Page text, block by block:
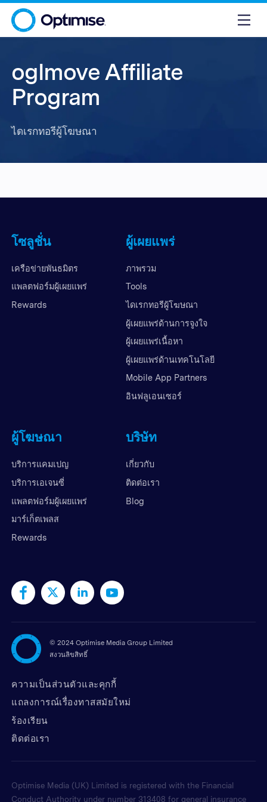
oglmove Affiliate
Program
ไดเรกทอรีผู้โฆษณา
โซลูชั่น
เครือข่ายพันธมิตร
แพลตฟอร์มผู้เผยแพร่
Rewards
ผู้เผยแพร่
ภาพรวม
Tools
ไดเรกทอรีผู้โฆษณา
ผู้เผยแพร่ด้านการจูงใจ
ผู้เผยแพร่เนื้อหา
ผู้เผยแพร่ด้านเทคโนโลยี
Mobile App Partners
อินฟลูเอนเซอร์
ผู้โฆษณา
บริการแคมเปญ
บริการเอเจนซี่
แพลตฟอร์มผู้เผยแพร่
มาร์เก็ตเพลส
Rewards
บริษัท
เกี่ยวกับ
ติดต่อเรา
Blog
© 2024 Optimise Media Group Limited
สงวนลิขสิทธิ์
ความเป็นส่วนตัวและคุกกี้
แถลงการณ์เรื่องทาสสมัยใหม่
ร้องเรียน
ติดต่อเรา
Optimise Media (UK) Limited is registered with the Financial
Conduct Authority under number 313408 for general insurance